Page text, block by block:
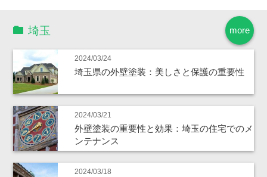
more
埼玉
2024/03/24
埼玉県の外壁塗装：美しさと保護の重要性
2024/03/21
外壁塗装の重要性と効果：埼玉の住宅でのメ
ンテナンス
2024/03/18